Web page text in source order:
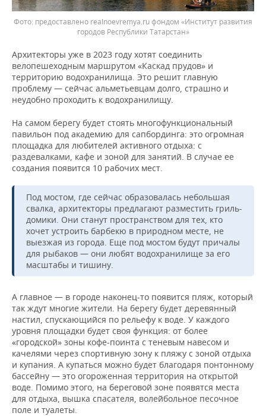
предоставлено realnoevremya.ru фондом «Институт развития
городов Республики Татарстан»
Архитекторы уже в 2023 году хотят соединить
велопешеходным маршрутом «Каскад прудов» и
территорию водохранилища. Это решит главную
проблему — сейчас альметьевцам долго, страшно и
неудобно проходить к водохранилищу.
На самом берегу будет стоять многофункциональный
павильон под академию для сапбординга: это огромная
площадка для любителей активного отдыха: с
раздевалками, кафе и зоной для занятий. В случае ее
создания появится 10 рабочих мест.
Под мостом, где сейчас образовалась небольшая
свалка, архитекторы предлагают разместить гриль-
домики. Они станут пространством для тех, кто
хочет устроить барбекю в природном месте, не
выезжая из города. Еще под мостом будут причалы
для рыбаков — они любят водохранилище за его
масштабы и тишину.
А главное — в городе наконец-то появится пляж, который
так ждут многие жители. На берегу будет деревянный
настил, спускающийся по рельефу к воде. У каждого
уровня площадки будет своя функция: от более
«городской» зоны кофе-поинта с теневым навесом и
качелями через спортивную зону к пляжу с зоной отдыха
и купания. А купаться можно будет благодаря понтонному
бассейну — это огороженная территория на открытой
воде. Помимо этого, на береговой зоне появятся места
для отдыха, вышка спасателя, волейбольное песочное
поле и туалеты.